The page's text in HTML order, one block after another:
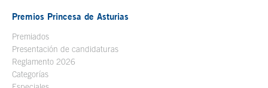
Premios Princesa de Asturias
Premiados
Presentación de candidaturas
Reglamento 2026
Categorías